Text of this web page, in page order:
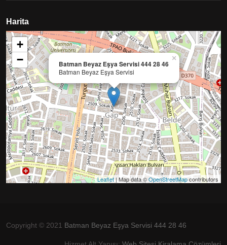
Harita
Batman Beyaz Eşya Servisi 444 28 46
Batman Beyaz Eşya Servisi
×
+
−
Leaflet| Map data ©OpenStreetMapcontributors
Copyright © 2021 Batman Beyaz Eşya Servisi 444 28 46